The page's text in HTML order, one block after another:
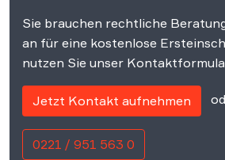
Sie brauchen rechtliche
an für eine kostenlose
nutzen Sie unser
Jetzt Kontakt aufnehmen
0221 / 951 563 0